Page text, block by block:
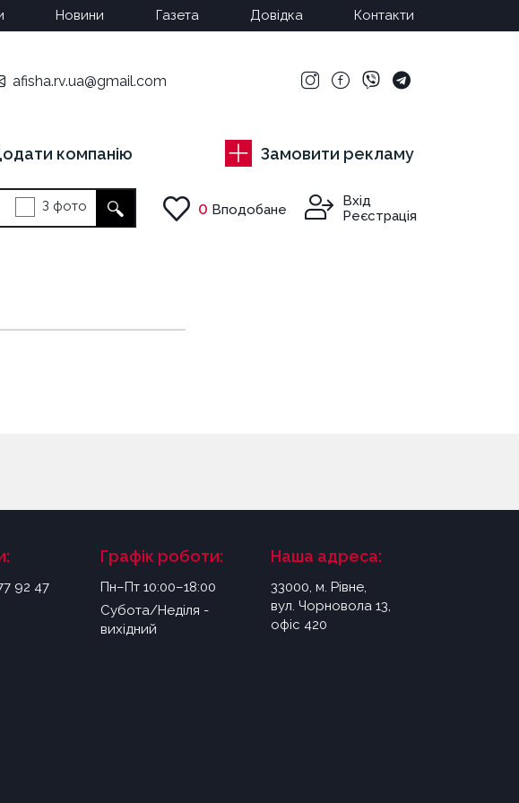
Новини Газета Довідка Контакти
afisha.rv.ua@gmail.com
компанію Замовити рекламу
З фото Пошук 0 Вподобане
Вхід
Реєстрація
92 47
Графік роботи:
Пн–Пт 10:00–18:00
Субота/Неділя -
вихідний
Наша адреса:
33000, м. Рівне,
вул. Чорновола 13,
офіс 420